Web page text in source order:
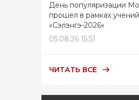
День популяризации
прошел в рамках учений
«Сэлэнгэ-2026»
05.08.26 15:51
ЧИТАТЬ ВСЕ